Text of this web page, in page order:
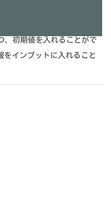
初期値を入れることがで
インプットに入れること